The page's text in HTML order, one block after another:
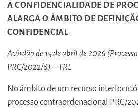
A CONFIDENCIALIDADE DE
ALARGA O ÂMBITO DE
CONFIDENCIAL
Acórdão de 15 de abril de 2026
PRC/2022/6) – TRL
No âmbito de um recurso
processo contraordenacional PRC/